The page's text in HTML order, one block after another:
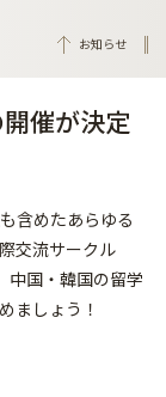
お知らせ
催が決定
含めたあらゆる
交流サークル
中国・韓国の留学
ましょう！